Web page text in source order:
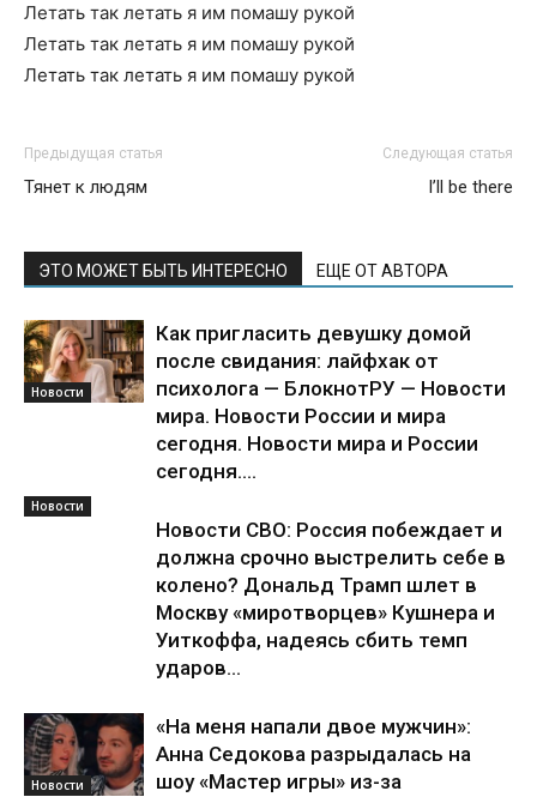
Летать так летать я им помашу рукой
Летать так летать я им помашу рукой
Летать так летать я им помашу рукой
Предыдущая статья
Тянет к людям
Следующая статья
I’ll be there
ЭТО МОЖЕТ БЫТЬ ИНТЕРЕСНО ЕЩЕ ОТ АВТОРА
Новости
Как пригласить девушку домой
после свидания: лайфхак от
психолога — БлокнотРУ — Новости
мира. Новости России и мира
сегодня. Новости мира и России
сегодня....
Новости
Новости СВО: Россия побеждает и
должна срочно выстрелить себе в
колено? Дональд Трамп шлет в
Москву «миротворцев» Кушнера и
Уиткоффа, надеясь сбить темп
ударов...
Новости
«На меня напали двое мужчин»:
Анна Седокова разрыдалась на
шоу «Мастер игры» из-за